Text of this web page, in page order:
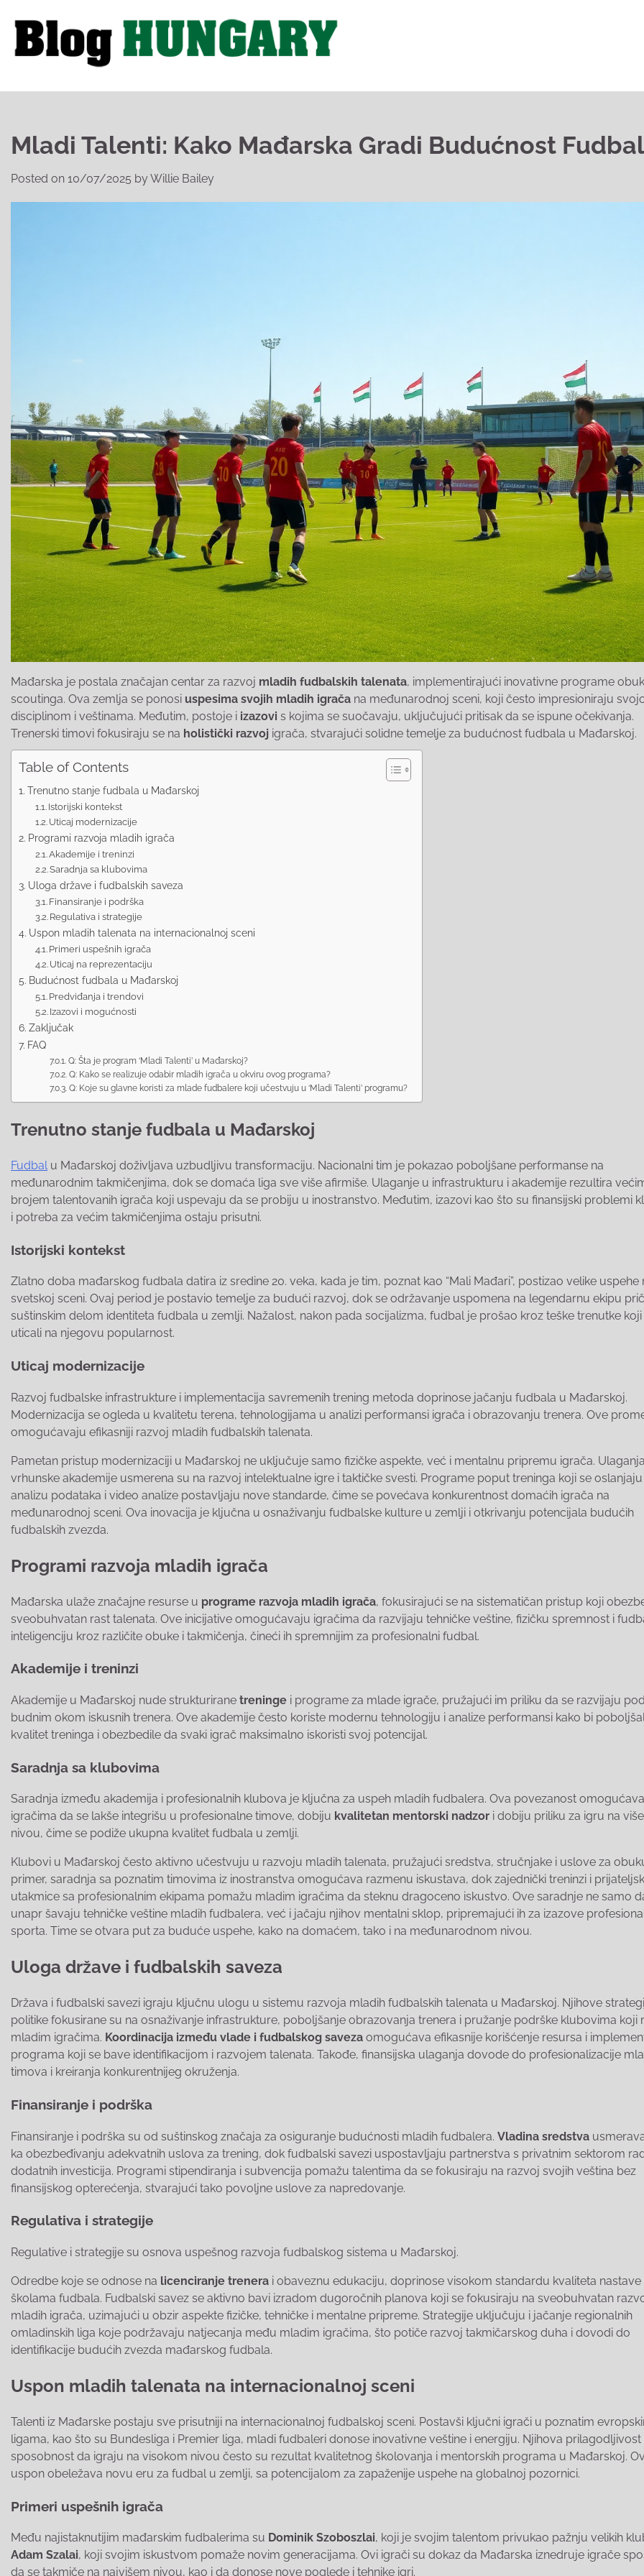
content
Mladi Talenti: Kako Mađarska Gradi Budućnost
Posted on 10/07/2025 byWillie Bailey
Mađarska je postala značajan centar za razvoj mladih fudbalskih talenata, implementirajući inovativne programe
scoutinga. Ova zemlja se ponosi uspesima svojih mladih igrača na međunarodnoj sceni, koji često impresioniraju
disciplinom i veštinama. Međutim, postoje i izazovi s kojima se suočavaju, uključujući pritisak da se ispune očekivanja.
Trenerski timovi fokusiraju se na holistički razvoj igrača, stvarajući solidne temelje za budućnost fudbala u Mađarskoj.
Table of Contents
Trenutno stanje fudbala u Mađarskoj
Istorijski kontekst
Uticaj modernizacije
Programi razvoja mladih igrača
Akademije i treninzi
Saradnja sa klubovima
Uloga države i fudbalskih saveza
Finansiranje i podrška
Regulativa i strategije
Uspon mladih talenata na internacionalnoj sceni
Primeri uspešnih igrača
Uticaj na reprezentaciju
Budućnost fudbala u Mađarskoj
Predviđanja i trendovi
Izazovi i mogućnosti
Zaključak
FAQ
Q: Šta je program ‘Mladi Talenti’ u Mađarskoj?
Q: Kako se realizuje odabir mladih igrača u okviru ovog programa?
Q: Koje su glavne koristi za mlade fudbalere koji učestvuju u ‘Mladi Talenti’ programu?
Trenutno stanje fudbala u Mađarskoj
Fudbalu Mađarskoj doživljava uzbudljivu transformaciju. Nacionalni tim je pokazao poboljšane performanse na
međunarodnim takmičenjima, dok se domaća liga sve više afirmiše. Ulaganje u infrastrukturu i akademije rezultira
brojem talentovanih igrača koji uspevaju da se probiju u inostranstvo. Međutim, izazovi kao što su finansijski problemi
i potreba za većim takmičenjima ostaju prisutni.
Istorijski kontekst
Zlatno doba mađarskog fudbala datira iz sredine 20. veka, kada je tim, poznat kao “Mali Mađari”, postizao velike uspehe
svetskoj sceni. Ovaj period je postavio temelje za budući razvoj, dok se održavanje uspomena na legendarnu ekipu
suštinskim delom identiteta fudbala u zemlji. Nažalost, nakon pada socijalizma, fudbal je prošao kroz teške trenutke koji
uticali na njegovu popularnost.
Uticaj modernizacije
Razvoj fudbalske infrastrukture i implementacija savremenih trening metoda doprinose jačanju fudbala u Mađarskoj.
Modernizacija se ogleda u kvalitetu terena, tehnologijama u analizi performansi igrača i obrazovanju trenera. Ove
omogućavaju efikasniji razvoj mladih fudbalskih talenata.
Pametan pristup modernizaciji u Mađarskoj ne uključuje samo fizičke aspekte, već i mentalnu pripremu igrača.
vrhunske akademije usmerena su na razvoj intelektualne igre i taktičke svesti. Programe poput treninga koji se oslanjaju
analizu podataka i video analize postavljaju nove standarde, čime se povećava konkurentnost domaćih igrača na
međunarodnoj sceni. Ova inovacija je ključna u osnaživanju fudbalske kulture u zemlji i otkrivanju potencijala budućih
fudbalskih zvezda.
Programi razvoja mladih igrača
Mađarska ulaže značajne resurse u programe razvoja mladih igrača, fokusirajući se na sistematičan pristup koji
sveobuhvatan rast talenata. Ove inicijative omogućavaju igračima da razvijaju tehničke veštine, fizičku spremnost i
inteligenciju kroz različite obuke i takmičenja, čineći ih spremnijim za profesionalni fudbal.
Akademije i treninzi
Akademije u Mađarskoj nude strukturirane treninge i programe za mlade igrače, pružajući im priliku da se razvijaju pod
budnim okom iskusnih trenera. Ove akademije često koriste modernu tehnologiju i analize performansi kako bi
kvalitet treninga i obezbedile da svaki igrač maksimalno iskoristi svoj potencijal.
Saradnja sa klubovima
Saradnja između akademija i profesionalnih klubova je ključna za uspeh mladih fudbalera. Ova povezanost omogućava
igračima da se lakše integrišu u profesionalne timove, dobiju kvalitetan mentorski nadzor i dobiju priliku za igru na
nivou, čime se podiže ukupna kvalitet fudbala u zemlji.
Klubovi u Mađarskoj često aktivno učestvuju u razvoju mladih talenata, pružajući sredstva, stručnjake i uslove za
primer, saradnja sa poznatim timovima iz inostranstva omogućava razmenu iskustava, dok zajednički treninzi i
utakmice sa profesionalnim ekipama pomažu mladim igračima da steknu dragoceno iskustvo. Ove saradnje ne samo
unapr šavaju tehničke veštine mladih fudbalera, već i jačaju njihov mentalni sklop, pripremajući ih za izazove
sporta. Time se otvara put za buduće uspehe, kako na domaćem, tako i na međunarodnom nivou.
Uloga države i fudbalskih saveza
Država i fudbalski savezi igraju ključnu ulogu u sistemu razvoja mladih fudbalskih talenata u Mađarskoj. Njihove
politike fokusirane su na osnaživanje infrastrukture, poboljšanje obrazovanja trenera i pružanje podrške klubovima koji
mladim igračima. Koordinacija između vlade i fudbalskog saveza omogućava efikasnije korišćenje resursa i
programa koji se bave identifikacijom i razvojem talenata. Takođe, finansijska ulaganja dovode do profesionalizacije
timova i kreiranja konkurentnijeg okruženja.
Finansiranje i podrška
Finansiranje i podrška su od suštinskog značaja za osiguranje budućnosti mladih fudbalera. Vladina sredstva
ka obezbeđivanju adekvatnih uslova za trening, dok fudbalski savezi uspostavljaju partnerstva s privatnim sektorom
dodatnih investicija. Programi stipendiranja i subvencija pomažu talentima da se fokusiraju na razvoj svojih veština bez
finansijskog opterećenja, stvarajući tako povoljne uslove za napredovanje.
Regulativa i strategije
Regulative i strategije su osnova uspešnog razvoja fudbalskog sistema u Mađarskoj.
Odredbe koje se odnose na licenciranje trenera i obaveznu edukaciju, doprinose visokom standardu kvaliteta nastave
školama fudbala. Fudbalski savez se aktivno bavi izradom dugoročnih planova koji se fokusiraju na sveobuhvatan
mladih igrača, uzimajući u obzir aspekte fizičke, tehničke i mentalne pripreme. Strategije uključuju i jačanje regionalnih
omladinskih liga koje podržavaju natjecanja među mladim igračima, što potiče razvoj takmičarskog duha i dovodi do
identifikacije budućih zvezda mađarskog fudbala.
Uspon mladih talenata na internacionalnoj sceni
Talenti iz Mađarske postaju sve prisutniji na internacionalnoj fudbalskoj sceni. Postavši ključni igrači u poznatim
ligama, kao što su Bundesliga i Premier liga, mladi fudbaleri donose inovativne veštine i energiju. Njihova prilagodljivost
sposobnost da igraju na visokom nivou često su rezultat kvalitetnog školovanja i mentorskih programa u Mađarskoj.
uspon obeležava novu eru za fudbal u zemlji, sa potencijalom za zapaženije uspehe na globalnoj pozornici.
Primeri uspešnih igrača
Među najistaknutijim mađarskim fudbalerima su Dominik Szoboszlai, koji je svojim talentom privukao pažnju velikih
Adam Szalai, koji svojim iskustvom pomaže novim generacijama. Ovi igrači su dokaz da Mađarska iznedruje igrače
da se takmiče na najvišem nivou, kao i da donose nove poglede i tehnike igri.